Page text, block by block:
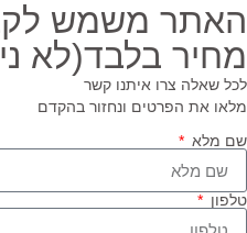
האתר משמש
מחיר בלבד(לא
לכל שאלה צרו איתנו קשר
מלאו את הפרטים ונחזור בהקדם
שם מלא
טלפון